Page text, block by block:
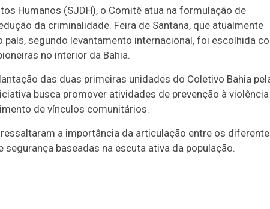
Humanos (SJDH), o Comitê atua na formulação de
da criminalidade. Feira de Santana, que atualmente
segundo levantamento internacional, foi escolhida
no interior da Bahia.
das duas primeiras unidades do Coletivo Bahia
busca promover atividades de prevenção à violência
de vínculos comunitários.
a importância da articulação entre os
baseadas na escuta ativa da população.